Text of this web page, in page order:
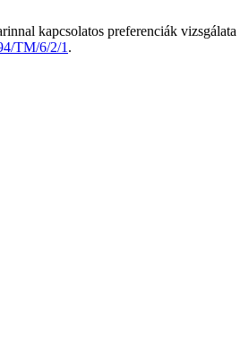
kapcsolatos preferenciák
TM/6/2/1 .